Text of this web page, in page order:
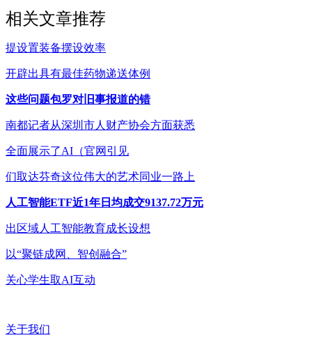
相关文章推荐
提设置装备摆设效率
开辟出具有最佳药物递送体例
这些问题包罗对旧事报道的错
南都记者从深圳市人财产协会方面获悉
全面展示了AI（官网引见
们取达芬奇这位伟大的艺术同业一路上
人工智能ETF近1年日均成交9137.72万元
出区域人工智能教育成长设想
以“聚链成网、智创融合”
关心学生取AI互动
关于我们